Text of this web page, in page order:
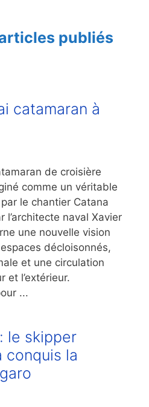
publiés
catamaran à
de croisière
comme un véritable
le chantier Catana
l’architecte naval Xavier
une nouvelle vision
décloisonnés,
et une circulation
et l’extérieur.
...
le skipper
conquis la